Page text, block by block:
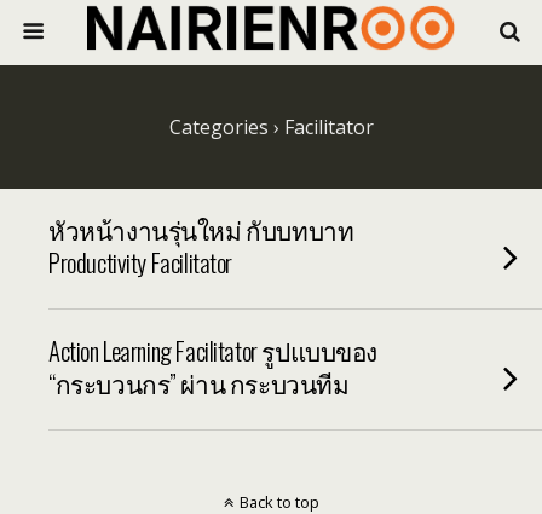
Categories › Facilitator
หัวหน้างานรุ่นใหม่ กับบทบาท
Productivity Facilitator
Action Learning Facilitator รูปแบบของ
“กระบวนกร” ผ่าน กระบวนทีม
Back to top